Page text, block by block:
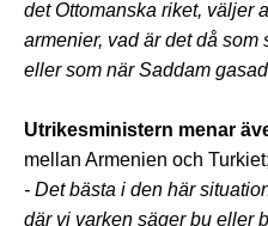
det Ottomanska riket, väljer
armenier, vad är det då som
eller som när Saddam
Utrikesministern menar
mellan Armenien och Turkiet;
- Det bästa i den här
där vi varken säger bu eller